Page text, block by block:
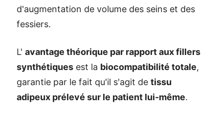
d'augmentation de volume des seins et des
fessiers.
L' avantage théorique par rapport aux fillers
synthétiques est la biocompatibilité totale,
garantie par le fait qu'il s'agit de tissu
adipeux prélevé sur le patient lui-même.